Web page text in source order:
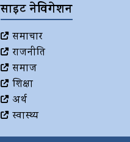
साइट नेविगेशन
समाचार
राजनीति
समाज
शिक्षा
अर्थ
स्वास्थ्य